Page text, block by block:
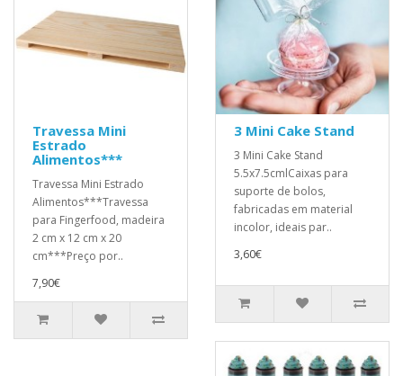
Travessa Mini
Estrado
Alimentos***
Travessa Mini Estrado
Alimentos***Travessa
para Fingerfood, madeira
2 cm x 12 cm x 20
cm***Preço por..
7,90€
3 Mini Cake Stand
3 Mini Cake Stand
5.5x7.5cmlCaixas para
suporte de bolos,
fabricadas em material
incolor, ideais par..
3,60€